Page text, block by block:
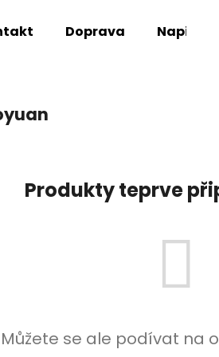
Doprava Napište
Produkty teprve
Můžete se ale podívat na
najít?